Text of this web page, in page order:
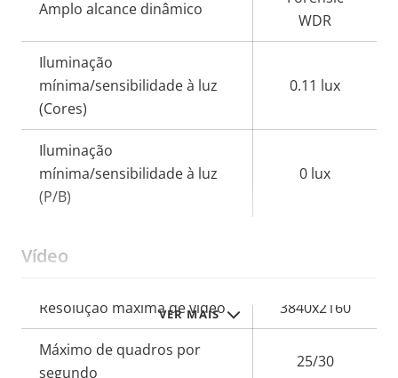
VER MAIS
Amplo alcance dinâmico
WDR
Iluminação
mínima/sensibilidade à luz
(Cores)
0.11 lux
Iluminação
mínima/sensibilidade à luz
(P/B)
0 lux
Vídeo
Descrição
da
propriedade
Valor da
propriedade
Resolução máxima de vídeo 3840x2160
Máximo de quadros por
segundo
25/30